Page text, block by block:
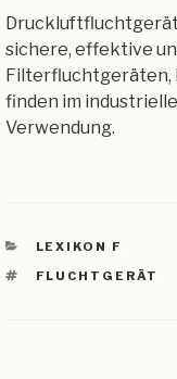
sichere, effektive
Filterfluchtgeräten,
finden im
Verwendung.
KATEGORIEN
LEXIKON F
SCHLAGWÖRTER
FLUCHTGERÄT